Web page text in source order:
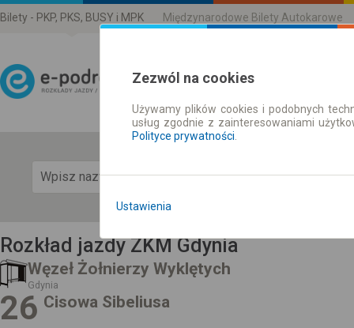
Bilety - PKP, PKS, BUSY i MPK Międzynarodowe Bilety Autokarowe
Rozkład Jazdy | Bilety
Rozkład jazdy ZKM Gdynia
Węzeł Żołnierzy Wyklętych
Gdynia
26 Cisowa Sibeliusa
Zezwól na cookies
Używamy plików cookies i podobnych
usług zgodnie z zainteresowaniami
Polityce prywatności
Ustawienia